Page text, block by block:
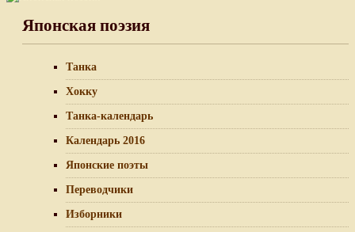
Японская поэзия
Танка
Хокку
Танка-календарь
Календарь 2016
Японские поэты
Переводчики
Изборники